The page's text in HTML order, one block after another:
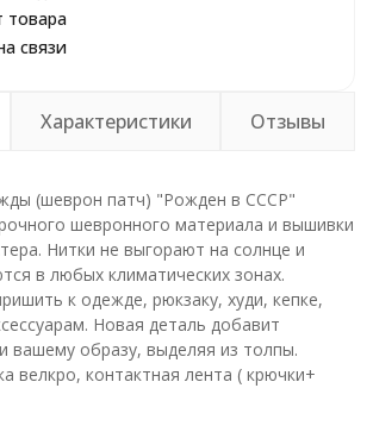
товара
связи
Характеристики Отзывы
(шеврон патч) "Рожден в СССР"
шевронного материала и вышивки
Нитки не выгорают на солнце и
в любых климатических зонах.
к одежде, рюкзаку, худи, кепке,
Новая деталь добавит
вашему образу, выделяя из толпы.
велкро, контактная лента ( крючки+